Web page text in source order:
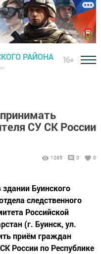
РАЙОНА 16+
СУ СК России
1285 0 0
Буинского
следственного
Российской
(г. Буинск, ул.
приём граждан
России по Республике